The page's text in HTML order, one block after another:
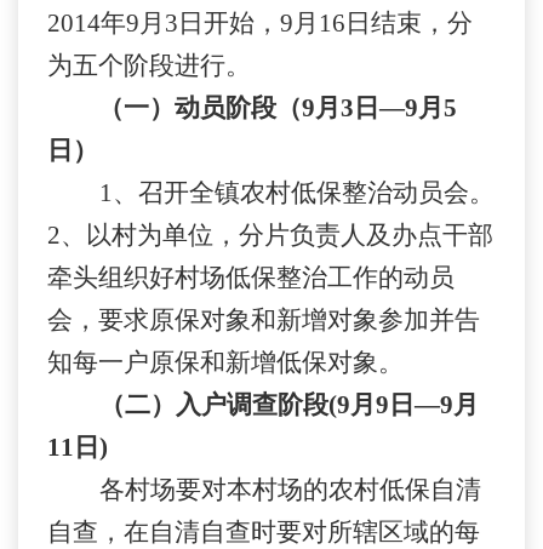
2014年9月 3 日开始， 9月 16 日结束，分
为五个阶段进行。
（一）动员阶段（9月 3 日—9月 5
日）
1、召开全镇农村低保整治动员会。
2、以村为单位，分片负责人及办点干部
牵头组织好村场低保整治工作的动员
会，要求原保对象和新增对象参加并告
知每一户原保和新增低保对象。
（二）入户调查阶段(9月 9 日—9月
11 日 )
各村场要对本村场的农村低保自清
自查，在自清自查时要对所辖区域的每